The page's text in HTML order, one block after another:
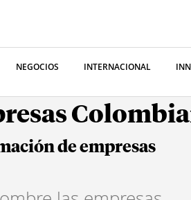
NEGOCIOS INTERNACIONAL
de empresas